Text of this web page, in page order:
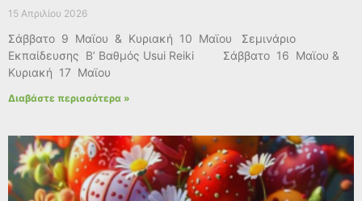
15 Απριλίου 2026
Σάββατο 9 Μαϊου & Κυριακή 10 Μαϊου Σεμινάριο
Εκπαίδευσης Β’ Βαθμός Usui Reiki Σάββατο 16 Μαϊου &
Κυριακή 17 Μαϊου
Διαβάστε περισσότερα »